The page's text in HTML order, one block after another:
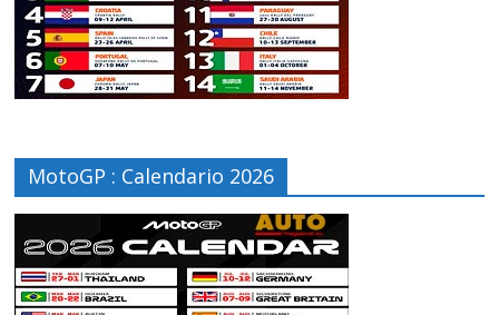
MotoGP : Calendario 2026